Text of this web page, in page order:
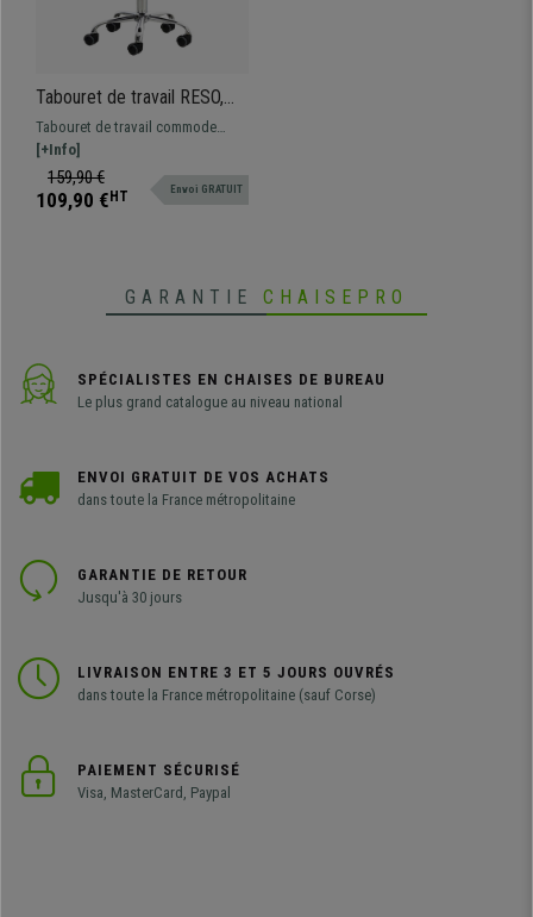
Tabouret de travail RESO,
Forme ergonomique, Grand
Rembourrage, en cuir,
Crème
Tabouret de travail commode
adaptable à différents
environnements de travail.
Hauteur réglable, assise pivotante
[+Info]
159,90 €
109,90 € HT Envoi GRATUIT
GARANTIE CHAISEPRO
SPÉCIALISTES EN CHAISES DE BUREAU
Le plus grand catalogue au niveau national
ENVOI GRATUIT DE VOS ACHATS
dans toute la France métropolitaine
GARANTIE DE RETOUR
Jusqu'à 30 jours
LIVRAISON ENTRE 3 ET 5 JOURS OUVRÉS
dans toute la France métropolitaine (sauf Corse)
PAIEMENT SÉCURISÉ
Visa, MasterCard, Paypal